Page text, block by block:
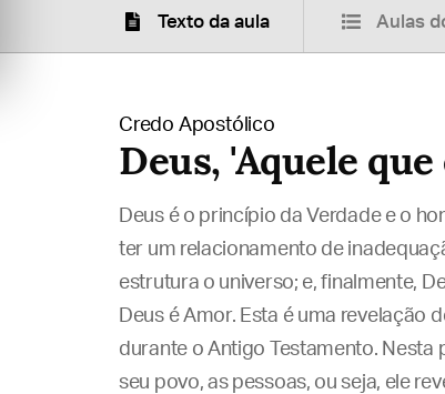
Texto da aula Aulas
Credo Apostólico
Deus, 'Aquele
Deus é o princípio da Verdade e o
ter um relacionamento de
estrutura o universo; e, finalmente,
Deus é Amor. Esta é uma revelação
durante o Antigo Testamento. Nesta
seu povo, as pessoas, ou seja, ele